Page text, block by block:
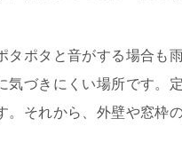
タポタと音がする場合も
気づきにくい場所です。
。それから、外壁や窓枠